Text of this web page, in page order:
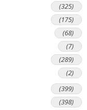
(325)
(175)
(68)
(7)
(289)
(2)
(399)
(398)